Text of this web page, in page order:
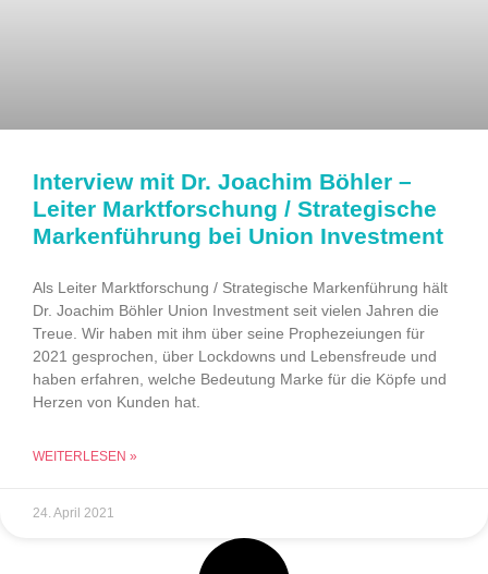
Interview mit Dr. Joachim Böhler –
Leiter Marktforschung / Strategische
Markenführung bei Union Investment
Als Leiter Marktforschung / Strategische Markenführung hält
Dr. Joachim Böhler Union Investment seit vielen Jahren die
Treue. Wir haben mit ihm über seine Prophezeiungen für
2021 gesprochen, über Lockdowns und Lebensfreude und
haben erfahren, welche Bedeutung Marke für die Köpfe und
Herzen von Kunden hat.
WEITERLESEN »
24. April 2021